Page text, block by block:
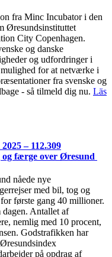
fra Minc Incubator i den
Øresundsinstituttet
City Copenhagen.
og danske
og udfordringer i
for at netværke i
fra svenske og
- så tilmeld dig nu. Läs
– 112.309
og færge over Øresund
nåede nye
med bil, tog og
første gang 40 millioner.
dagen. Antallet af
nemlig med 10 procent,
Godstrafikken har
på opdrag af